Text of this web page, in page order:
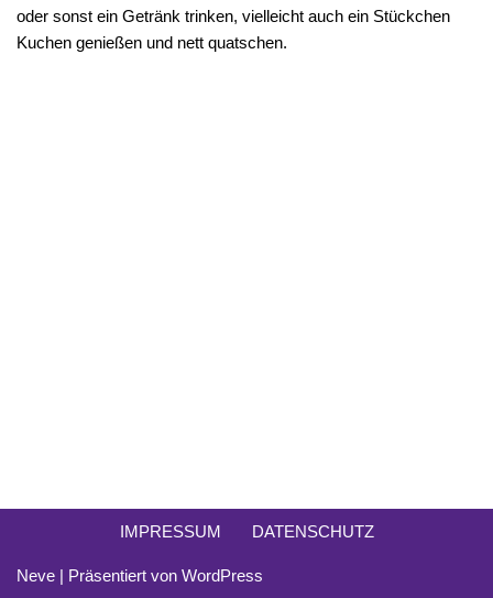
oder sonst ein Getränk trinken, vielleicht auch ein Stückchen
Kuchen genießen und nett quatschen.
IMPRESSUM DATENSCHUTZ
Neve | Präsentiert von WordPress